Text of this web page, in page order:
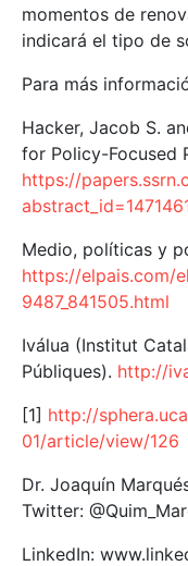
momentos de
indicará el tipo de
Para más
Hacker, Jacob S.
for Policy-Focused
https://
Medio, políticas y
https://elpais.com/
9487_841505.html
Iválua (Institut
Públiques). http://
[1] http://
01/article/view/126
Dr. Joaquín
Twitter:
LinkedIn: